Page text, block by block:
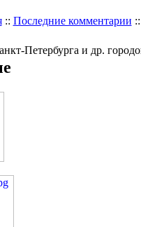
:: Последние комментарии ::
Петербурга и др.